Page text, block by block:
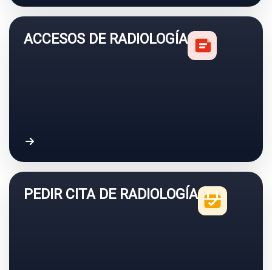
ACCESOS DE RADIOLOGÍA
PEDIR CITA DE RADIOLOGÍA